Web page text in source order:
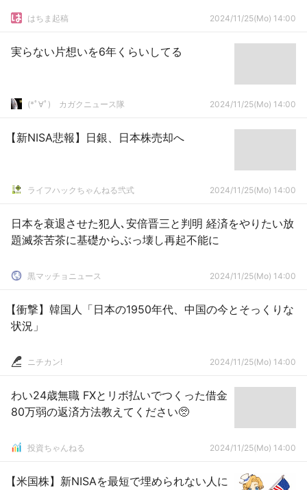
はちま起稿 2024/11/25(Mo) 14:00
実らない片想いを6年くらいしてる
(*ﾟ∀ﾟ)ゞカガクニュース隊 2024/11/25(Mo) 14:00
【新NISA悲報】日銀、日本株売却へ
ライフハックちゃんねる弐式 2024/11/25(Mo) 14:00
日本を衰退させた犯人､安倍晋三と判明 経済をやりたい放
題滅茶苦茶に基礎からぶっ壊し再起不能に
黒マッチョニュース 2024/11/25(Mo) 14:00
【衝撃】韓国人「日本の1950年代、中国の今とそっくりな
状況」
ニチカン! 2024/11/25(Mo) 14:00
わい24歳無職 FXとリボ払いでつくった借金
80万弱の返済方法教えてください🥺
投資ちゃんねる 2024/11/25(Mo) 14:00
【米国株】新NISAを最短で埋められない人に